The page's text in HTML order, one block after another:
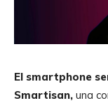
El smartphone
Smartisan, una